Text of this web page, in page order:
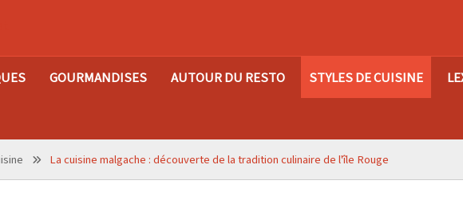
GOURMANDISES AUTOUR DU RESTO STYLES DE CUISINE
La cuisine malgache : découverte de la tradition culinaire de l'île Rouge